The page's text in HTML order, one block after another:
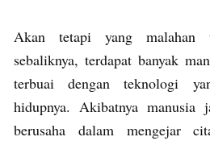
Akan tetapi yang
sebaliknya, terdapat banyak
terbuai dengan teknologi
hidupnya. Akibatnya manusia
berusaha dalam mengejar